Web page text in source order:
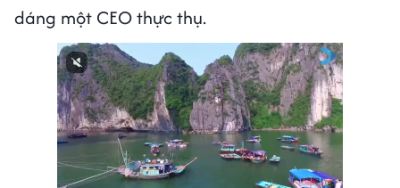
dáng một CEO thực thụ.
Next video in 1 Cancel